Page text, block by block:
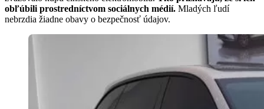
obľúbili prostredníctvom sociálnych médií. Mladých ľudí
nebrzdia žiadne obavy o bezpečnosť údajov.